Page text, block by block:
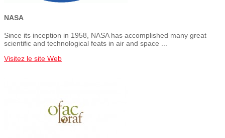
NASA
Since its inception in 1958, NASA has accomplished many great
scientific and technological feats in air and space ...
Visitez le site Web